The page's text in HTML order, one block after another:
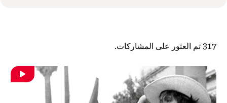
شارك
317 تم العثور على المشاركات.